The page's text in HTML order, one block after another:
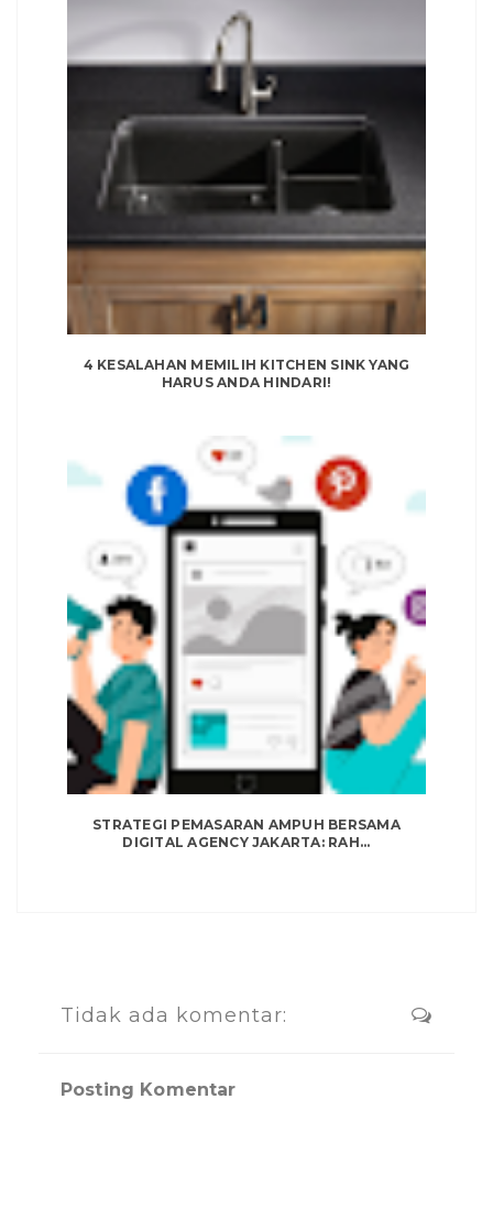
4 KESALAHAN MEMILIH KITCHEN SINK YANG
HARUS ANDA HINDARI!
STRATEGI PEMASARAN AMPUH BERSAMA
DIGITAL AGENCY JAKARTA: RAH...
Tidak ada komentar:
Posting Komentar